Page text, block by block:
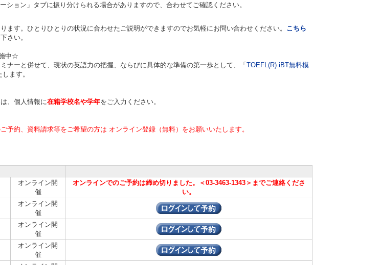
ョン」タブに振り分けられる場合がありますので、合わせてご確認ください。
ます。ひとりひとりの状況に合わせたご説明ができますのでお気軽にお問い合わせください。 こちら
さい。
中☆
ナーと併せて、現状の英語力の把握、ならびに具体的な準備の第一歩として、「TOEFL(R) iBT無料模
ます。
、個人情報に在籍学校名や学年をご入力ください。
予約、資料請求等をご希望の方は オンライン登録（無料）をお願いいたします。
オンライン開
催
オンラインでのご予約は締め切りました。＜03-3463-1343＞までご連絡くださ
い。
オンライン開
催
オンライン開
催
オンライン開
催